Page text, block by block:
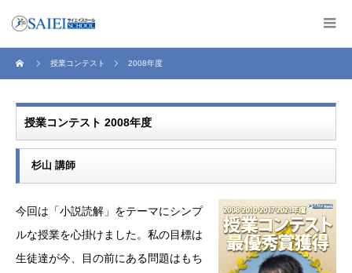
授業コンテスト 2008年度
授業コンテスト 2008年度
杉山 講師
今回は「小説読解」をテーマにシンプ
ルな授業を心掛けました。私の目標は
生徒達が今、目の前にある問題はもち